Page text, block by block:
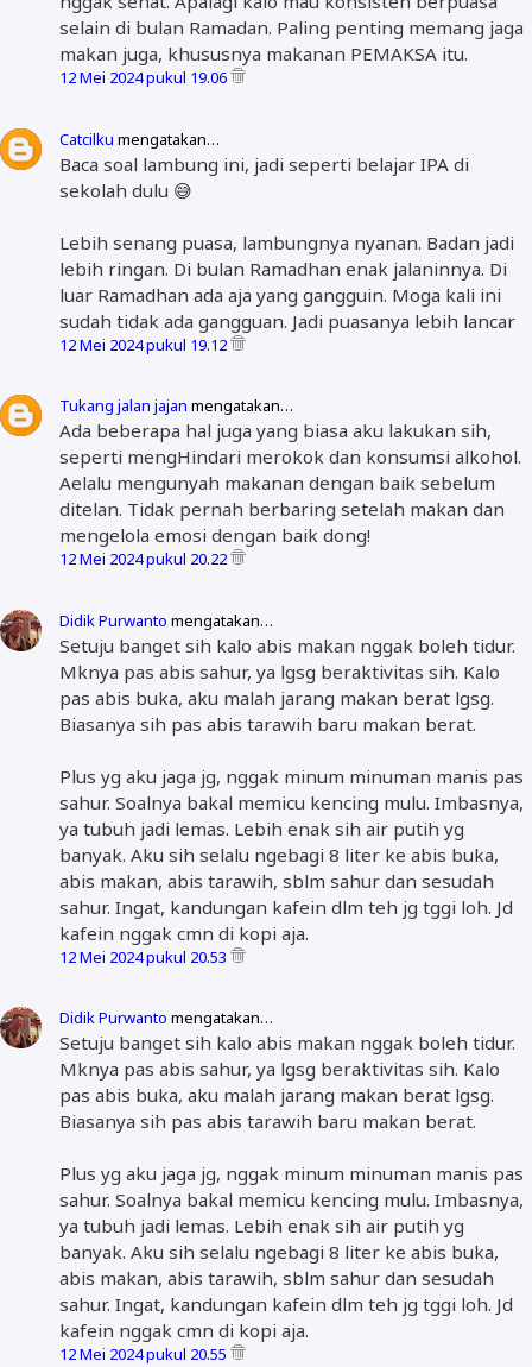
selain di bulan Ramadan. Paling penting memang jaga
makan juga, khususnya makanan PEMAKSA itu.
12 Mei 2024 pukul 19.06
Catcilku mengatakan…
Baca soal lambung ini, jadi seperti belajar IPA di
sekolah dulu 😅
Lebih senang puasa, lambungnya nyanan. Badan jadi
lebih ringan. Di bulan Ramadhan enak jalaninnya. Di
luar Ramadhan ada aja yang gangguin. Moga kali ini
sudah tidak ada gangguan. Jadi puasanya lebih lancar
12 Mei 2024 pukul 19.12
Tukang jalan jajan mengatakan…
Ada beberapa hal juga yang biasa aku lakukan sih,
seperti mengHindari merokok dan konsumsi alkohol.
Aelalu mengunyah makanan dengan baik sebelum
ditelan. Tidak pernah berbaring setelah makan dan
mengelola emosi dengan baik dong!
12 Mei 2024 pukul 20.22
Didik Purwanto mengatakan…
Setuju banget sih kalo abis makan nggak boleh tidur.
Mknya pas abis sahur, ya lgsg beraktivitas sih. Kalo
pas abis buka, aku malah jarang makan berat lgsg.
Biasanya sih pas abis tarawih baru makan berat.
Plus yg aku jaga jg, nggak minum minuman manis pas
sahur. Soalnya bakal memicu kencing mulu. Imbasnya,
ya tubuh jadi lemas. Lebih enak sih air putih yg
banyak. Aku sih selalu ngebagi 8 liter ke abis buka,
abis makan, abis tarawih, sblm sahur dan sesudah
sahur. Ingat, kandungan kafein dlm teh jg tggi loh. Jd
kafein nggak cmn di kopi aja.
12 Mei 2024 pukul 20.53
Didik Purwanto mengatakan…
Setuju banget sih kalo abis makan nggak boleh tidur.
Mknya pas abis sahur, ya lgsg beraktivitas sih. Kalo
pas abis buka, aku malah jarang makan berat lgsg.
Biasanya sih pas abis tarawih baru makan berat.
Plus yg aku jaga jg, nggak minum minuman manis pas
sahur. Soalnya bakal memicu kencing mulu. Imbasnya,
ya tubuh jadi lemas. Lebih enak sih air putih yg
banyak. Aku sih selalu ngebagi 8 liter ke abis buka,
abis makan, abis tarawih, sblm sahur dan sesudah
sahur. Ingat, kandungan kafein dlm teh jg tggi loh. Jd
kafein nggak cmn di kopi aja.
12 Mei 2024 pukul 20.55